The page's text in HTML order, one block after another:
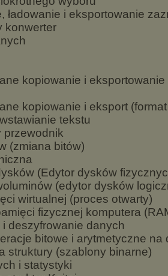
ładowanie i eksportowanie
konwerter
kopiowanie i
kopiowanie i eksport
tekstu
przewodnik
(zmiana bitów)
(Edytor dysków
(edytor dysków
wirtualnej (proces otwarty)
fizycznej komputera
i deszyfrowanie danych
bitowe i arytmetyczne na
struktury (szablony binarne)
i statystyki